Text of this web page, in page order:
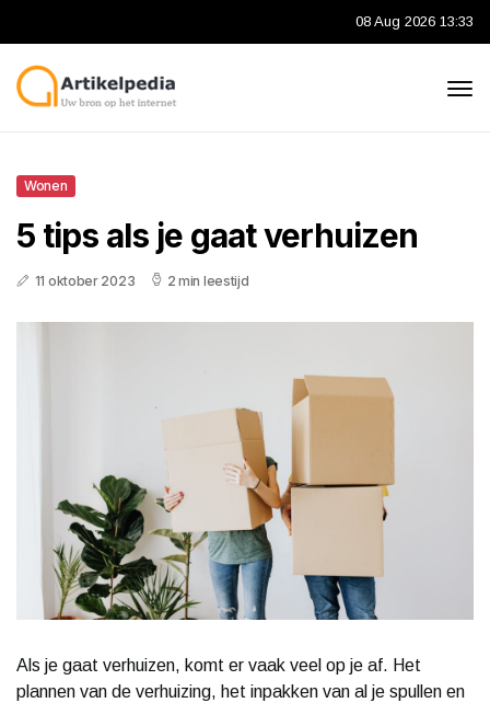
08 Aug 2026 13:33
Wonen
5 tips als je gaat verhuizen
11 oktober 2023 2 min leestijd
Als je gaat verhuizen, komt er vaak veel op je af. Het
plannen van de verhuizing, het inpakken van al je spullen en